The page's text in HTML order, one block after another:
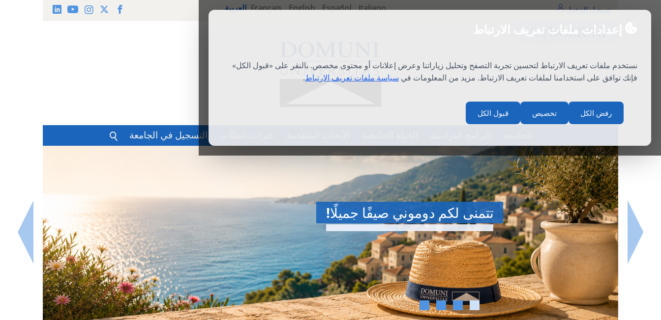
إعدادات ملفات تعريف الارتباط
نستخدم ملفات تعريف الارتباط لتحسين تجربة التصفح وتحليل زياراتنا وعرض إعلانات أو محتوى مخصص. بالنقر على «قبول الكل»
فإنك توافق على استخدامنا لملفات تعريف الارتباط. مزيد من المعلومات في سياسة ملفات تعريف الارتباط.
رفض الكل تخصيص قبول الكل
Français English Español Italiano العربية تسجيل الدخول
سلة المشتريات اتصال
التسجيل في الجامعة
المدرسة الصيفية الدولية 2026
لقد انتهت المدرسة الصيفية!
يمكنكم مشاهدة المحاضرات الكبرى مجددًا على
قناتنا علىYouTube.